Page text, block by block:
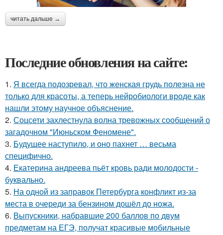
читать дальше →
Последние обновления на сайте:
1. Я всегда подозревал, что женская грудь полезна не
только для красоты, а теперь нейробиологи вроде как
нашли этому научное объяснение.
2. Соцсети захлестнула волна тревожных сообщений о
загадочном "Июньском Феномене".
3. Будущее наступило, и оно пахнет … весьма
специфично.
4. Екатерина андреева пьёт кровь ради молодости -
буквально.
5. На одной из заправок Петербурга конфликт из-за
места в очереди за бензином дошёл до ножа.
6. Выпускники, набравшие 200 баллов по двум
предметам на ЕГЭ, получат красивые мобильные